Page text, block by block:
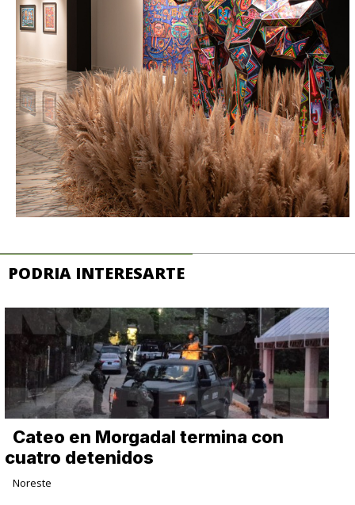
PODRIA INTERESARTE
Cateo en Morgadal termina con
cuatro detenidos
Noreste